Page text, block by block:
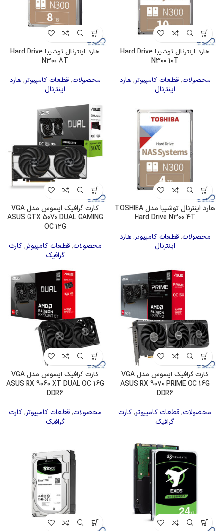
هارد اینترنال توشیبا Hard Drive
N300 10T
محصولات,قطعات کامپیوتر,هارد
اینترنال
هارد اینترنال توشیبا Hard Drive
N300 8T
محصولات,قطعات کامپیوتر,هارد
اینترنال
هارد اینترنال توشیبا مدل TOSHIBA
Hard Drive N300 4T
محصولات,قطعات کامپیوتر,هارد
اینترنال
کارت گرافیک ایسوس مدل VGA
ASUS GTX 5070 DUAL GAMING
OC 12G
محصولات,قطعات کامپیوتر,کارت
گرافیک
کارت گرافیک ایسوس مدل VGA
ASUS RX 9070 PRIME OC 16G
DDR6
محصولات,قطعات کامپیوتر,کارت
گرافیک
کارت گرافیک ایسوس مدل VGA
ASUS RX 9060 XT DUAL OC 16G
DDR6
محصولات,قطعات کامپیوتر,کارت
گرافیک